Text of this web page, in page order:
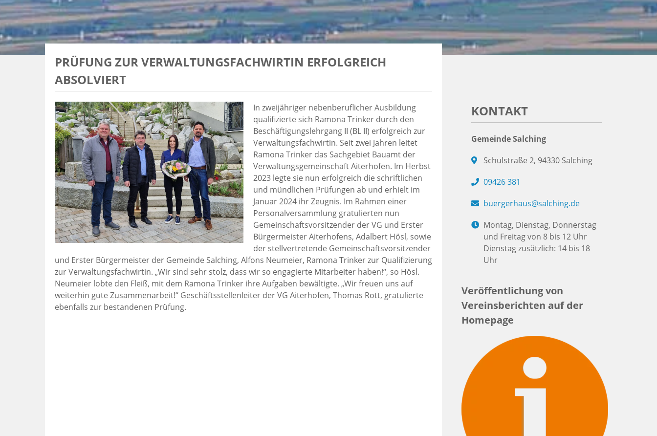
PRÜFUNG ZUR VERWALTUNGSFACHWIRTIN ERFOLGREICH
ABSOLVIERT
In zweijähriger nebenberuflicher Ausbildung
qualifizierte sich Ramona Trinker durch den
Beschäftigungslehrgang II (BL II) erfolgreich zur
Verwaltungsfachwirtin. Seit zwei Jahren leitet
Ramona Trinker das Sachgebiet Bauamt der
Verwaltungsgemeinschaft Aiterhofen. Im Herbst
2023 legte sie nun erfolgreich die schriftlichen
und mündlichen Prüfungen ab und erhielt im
Januar 2024 ihr Zeugnis. Im Rahmen einer
Personalversammlung gratulierten nun
Gemeinschaftsvorsitzender der VG und Erster
Bürgermeister Aiterhofens, Adalbert Hösl, sowie
der stellvertretende Gemeinschaftsvorsitzender
und Erster Bürgermeister der Gemeinde Salching, Alfons Neumeier, Ramona Trinker zur Qualifizierung
zur Verwaltungsfachwirtin. „Wir sind sehr stolz, dass wir so engagierte Mitarbeiter haben!“, so Hösl.
Neumeier lobte den Fleiß, mit dem Ramona Trinker ihre Aufgaben bewältigte. „Wir freuen uns auf
weiterhin gute Zusammenarbeit!“ Geschäftsstellenleiter der VG Aiterhofen, Thomas Rott, gratulierte
ebenfalls zur bestandenen Prüfung.
KONTAKT
Gemeinde Salching
Schulstraße 2, 94330 Salching
09426 381
buergerhaus@salching.de
Montag, Dienstag, Donnerstag
und Freitag von 8 bis 12 Uhr
Dienstag zusätzlich: 14 bis 18
Uhr
Veröffentlichung von
Vereinsberichten auf der
Homepage